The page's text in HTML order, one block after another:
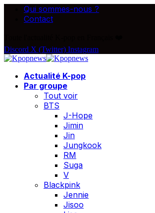
Qui sommes-nous ?
Contact
Discord X (Twitter) Instagram
Actualité K-pop
Par groupe
Tout voir
BTS
J-Hope
Jimin
Jin
Jungkook
RM
Suga
V
Blackpink
Jennie
Jisoo